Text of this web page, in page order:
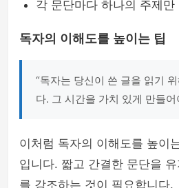
각 문단마다 하나의 주제만
독자의 이해도를 높이는 팁
“독자는 당신이 쓴 글을 읽기
다. 그 시간을 가치 있게 만들어
이처럼 독자의 이해도를 높이
입니다. 짧고 간결한 문단을
를 강조하는 것이 필요합니다.